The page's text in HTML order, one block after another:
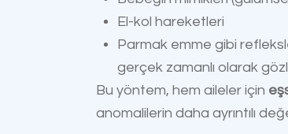
El-kol hareketleri
Parmak emme gibi
gerçek zamanlı olarak
Bu yöntem, hem aileler için
anomalilerin daha ayrıntılı